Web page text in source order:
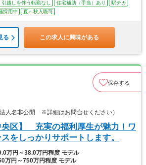
引越しを伴う転勤なし 住宅補助（手当）あり
駅チカ
採用中 夏～秋入職可
る この求人に興味がある
保存する
人名非公開 ※詳細はお問合せください）
央区】 充実の福利厚生が魅力！ワ
をしっかりサポートします。
万円～38.0万円程度 モデル
万円～750万円程度 モデル